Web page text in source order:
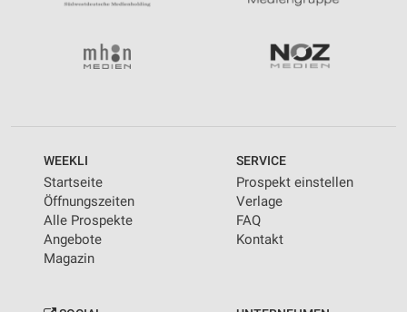
WEEKLI
Startseite
Öffnungszeiten
Alle Prospekte
Angebote
Magazin
SERVICE
Prospekt einstellen
Verlage
FAQ
Kontakt